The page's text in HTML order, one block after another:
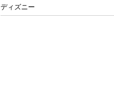
アクセサリー
ディズニー